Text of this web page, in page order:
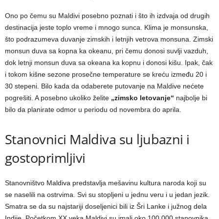
Ono po čemu su Maldivi posebno poznati i što ih izdvaja od drugih
destinacija jeste toplo vreme i mnogo sunca. Klima je monsunska,
što podrazumeva duvanje zimskih i letnjih vetrova monsuna. Zimski
monsun duva sa kopna ka okeanu, pri čemu donosi suvlji vazduh,
dok letnji monsun duva sa okeana ka kopnu i donosi kišu. Ipak, čak
i tokom kišne sezone prosečne temperature se kreću između 20 i
30 stepeni. Bilo kada da odaberete putovanje na Maldive nećete
pogrešiti. A posebno ukoliko želite „zimsko letovanje“ najbolje bi
bilo da planirate odmor u periodu od novembra do aprila.
Stanovnici Maldiva su ljubazni i
gostoprimljivi
Stanovništvo Maldiva predstavlja mešavinu kultura naroda koji su
se naselili na ostrvima. Svi su stopljeni u jednu veru i u jedan jezik.
Smatra se da su najstariji doseljenici bili iz Šri Lanke i južnog dela